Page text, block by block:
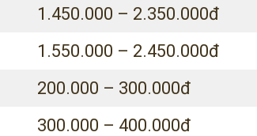
1.450.000 – 2.350.000đ
1.550.000 – 2.450.000đ
200.000 – 300.000đ
300.000 – 400.000đ